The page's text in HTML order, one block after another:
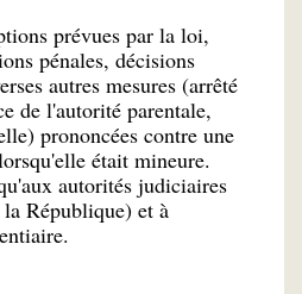
prévues par la loi,
pénales, décisions
autres mesures (arrêté
de l'autorité parentale,
prononcées contre une
était mineure.
autorités judiciaires
République) et à